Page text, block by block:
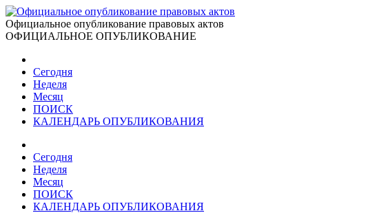
Официальное опубликование правовых актов
ОФИЦИАЛЬНОЕ ОПУБЛИКОВАНИЕ
Сегодня
Неделя
Месяц
ПОИСК
КАЛЕНДАРЬ ОПУБЛИКОВАНИЯ
Сегодня
Неделя
Месяц
ПОИСК
КАЛЕНДАРЬ ОПУБЛИКОВАНИЯ